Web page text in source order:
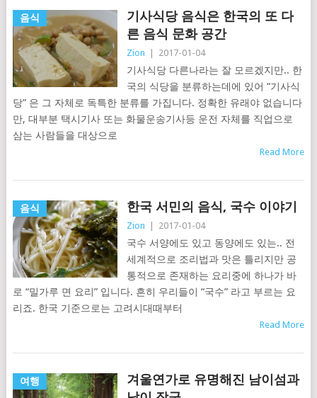
음식
기사식당 음식은 한국의 또 다
른 음식 문화 공간
Zion 2017-01-04
기사식당 다른나라는 잘 모르겠지만.. 한
국의 식당을 분류하는데에 있어 “기사식
당” 은 그 자체로 독특한 분류를 가집니다. 정확한 유래야 없습니다
만, 대부분 택시기사 또는 화물운송기사등 운전 자체를 직업으로
삼는 사람들을 대상으로
Read More
음식 한국 서민의 음식, 국수 이야기
Zion 2017-01-04
국수 서양에도 있고 동양에도 있는.. 전
세계적으로 조리법과 맛은 틀리지만 공
통적으로 존재하는 요리중에 하나가 바
로 “밀가루 면 요리” 입니다. 흔히 우리들이 “국수” 라고 부르는 요
리죠. 한국 기준으로는 고려시대때부터
Read More
여행
겨울연가로 유명해진 남이섬과